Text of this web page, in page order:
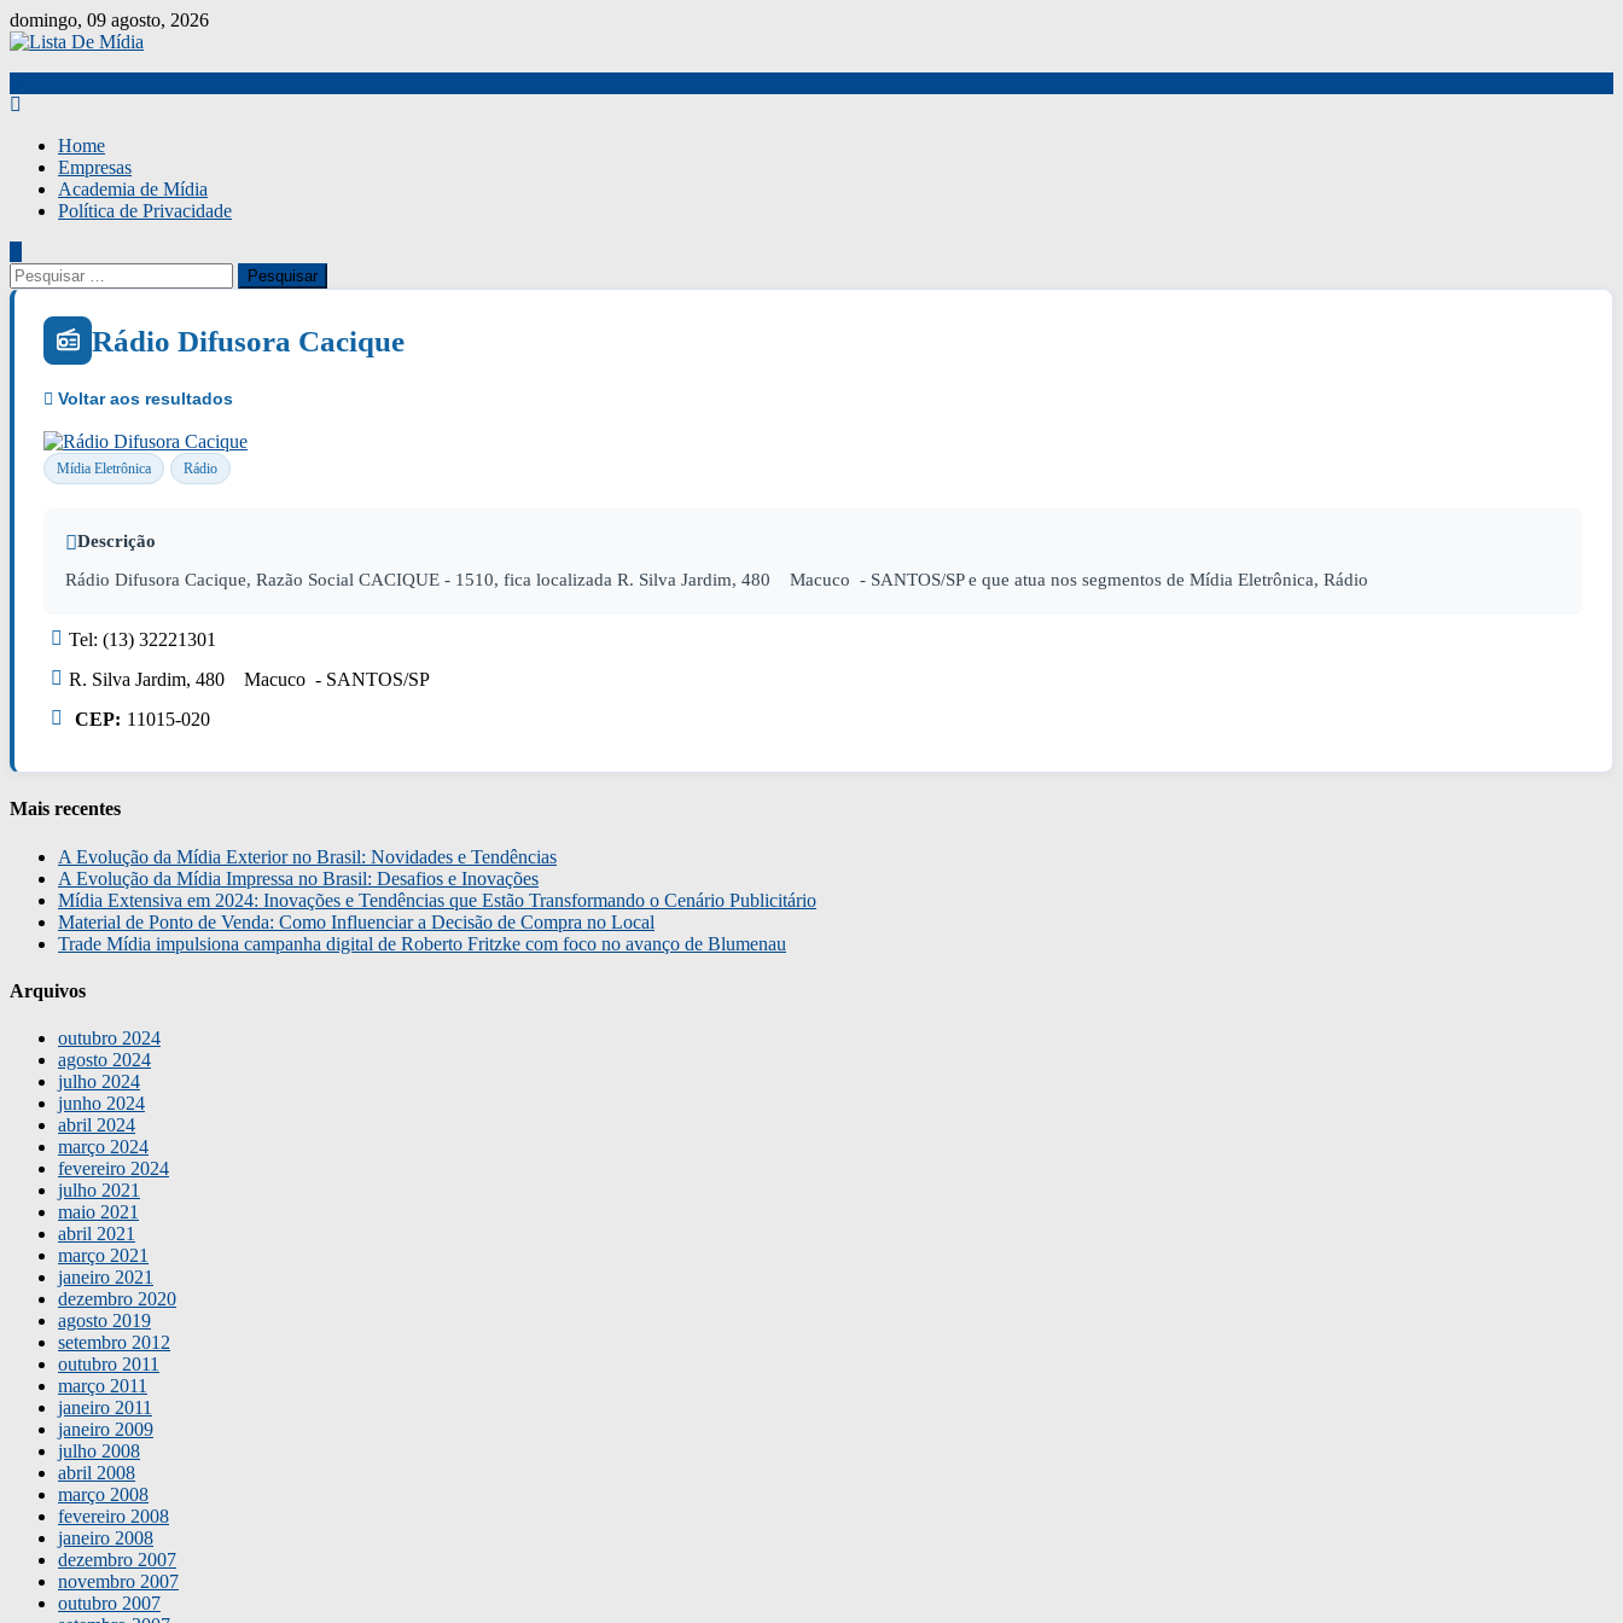
Skip
to
domingo, 09 agosto, 2026
Home
Empresas
Academia de Mídia
Política de Privacidade
Pesquisar
por:
Rádio Difusora Cacique
Mídia Eletrônica Rádio
Descrição
Rádio Difusora Cacique, Razão Social CACIQUE - 1510, fica localizada R. Silva Jardim, 480 Macuco - SANTOS/SP e que atua nos segmentos de Mídia Eletrônica, Rádio
Tel: (13) 32221301
R. Silva Jardim, 480 Macuco - SANTOS/SP
CEP: 11015-020
Mais recentes
A Evolução da Mídia Exterior no Brasil: Novidades e Tendências
A Evolução da Mídia Impressa no Brasil: Desafios e Inovações
Mídia Extensiva em 2024: Inovações e Tendências que Estão Transformando o Cenário Publicitário
Material de Ponto de Venda: Como Influenciar a Decisão de Compra no Local
Trade Mídia impulsiona campanha digital de Roberto Fritzke com foco no avanço de Blumenau
Arquivos
outubro 2024
agosto 2024
julho 2024
junho 2024
abril 2024
março 2024
fevereiro 2024
julho 2021
maio 2021
abril 2021
março 2021
janeiro 2021
dezembro 2020
agosto 2019
setembro 2012
outubro 2011
março 2011
janeiro 2011
janeiro 2009
julho 2008
abril 2008
março 2008
fevereiro 2008
janeiro 2008
dezembro 2007
novembro 2007
outubro 2007